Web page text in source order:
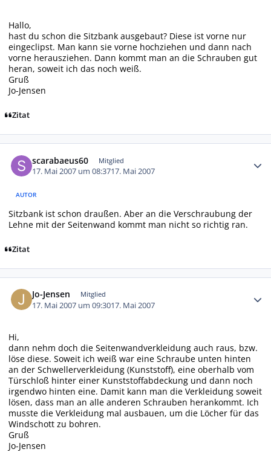
Hallo,
hast du schon die Sitzbank ausgebaut? Diese ist vorne nur
eingeclipst. Man kann sie vorne hochziehen und dann nach
vorne herausziehen. Dann kommt man an die Schrauben gut
heran, soweit ich das noch weiß.
Gruß
Jo-Jensen
Zitat
scarabaeus60 Mitglied
17. Mai 2007 um 08:3717. Mai 2007
AUTOR
Sitzbank ist schon draußen. Aber an die Verschraubung der
Lehne mit der Seitenwand kommt man nicht so richtig ran.
Zitat
Jo-Jensen Mitglied
17. Mai 2007 um 09:3017. Mai 2007
Hi,
dann nehm doch die Seitenwandverkleidung auch raus, bzw.
löse diese. Soweit ich weiß war eine Schraube unten hinten
an der Schwellerverkleidung (Kunststoff), eine oberhalb vom
Türschloß hinter einer Kunststoffabdeckung und dann noch
irgendwo hinten eine. Damit kann man die Verkleidung soweit
lösen, dass man an alle anderen Schrauben herankommt. Ich
musste die Verkleidung mal ausbauen, um die Löcher für das
Windschott zu bohren.
Gruß
Jo-Jensen